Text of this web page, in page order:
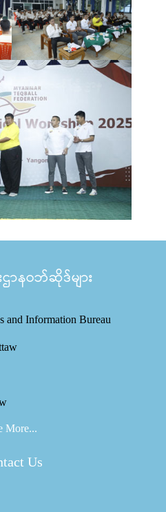
ာနဝဘ်ဆိုဒ်များ
and Information Bureau
More...
Us